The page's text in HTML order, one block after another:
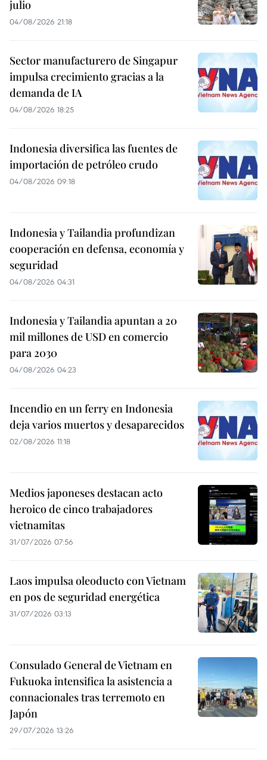
julio
04/08/2026 21:18
Sector manufacturero de Singapur
impulsa crecimiento gracias a la
demanda de IA
04/08/2026 18:25
Indonesia diversifica las fuentes de
importación de petróleo crudo
04/08/2026 09:18
Indonesia y Tailandia profundizan
cooperación en defensa, economía y
seguridad
04/08/2026 04:31
Indonesia y Tailandia apuntan a 20
mil millones de USD en comercio
para 2030
04/08/2026 04:23
Incendio en un ferry en Indonesia
deja varios muertos y desaparecidos
02/08/2026 11:18
Medios japoneses destacan acto
heroico de cinco trabajadores
vietnamitas
31/07/2026 07:56
Laos impulsa oleoducto con Vietnam
en pos de seguridad energética
31/07/2026 03:13
Consulado General de Vietnam en
Fukuoka intensifica la asistencia a
connacionales tras terremoto en
Japón
29/07/2026 13:26